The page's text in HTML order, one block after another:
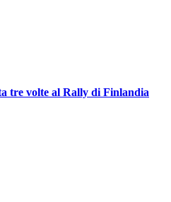
tre volte al Rally di Finlandia